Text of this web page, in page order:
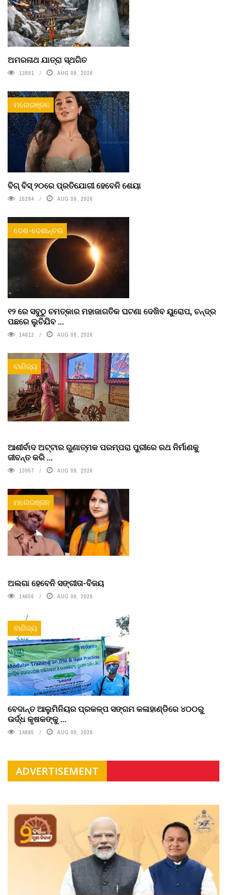
ଅମରନାଥ ଯାତ୍ରା ସ୍ଥଗିତ
13891 AUG 09, 2026
ମନୋରଞ୍ଜନ
ବିଗ୍ ବିସ୍ ୨୦ରେ ପ୍ରତିଯୋଗୀ ହେବେନି ଶେୟା
15294 AUG 09, 2026
ଦେଶ-ଦେଶାନ୍ତର
୧୨ ରେ ସବୁଠୁ ଚମତ୍କାର ମହାଜାଗତିକ ଘଟଣା ଦେଖିବ ୟୁରୋପ, ଚନ୍ଦ୍ର
ପଛରେ ଲୁଚିଯିବ ...
14912 AUG 08, 2026
ବାଣିଜ୍ୟ
ଆଶୀର୍ବାଦ ଅଟ୍ଟାର ଗୁଣାତ୍ମକ ପରମ୍ପରା ପୁରୀରେ ରଥ ନିର୍ମାଣକୁ
ଜୀବନ୍ତ କରି ...
13957 AUG 09, 2026
ମନୋରଞ୍ଜନ
ଅଲଗା ହେବେନି ସଙ୍ଗୀତା-ବିଜୟ
14656 AUG 09, 2026
ବାଣିଜ୍ୟ
ବେଦାନ୍ତ ଆଲୁମିନିୟର ପ୍ରକଳ୍ପ ସଙ୍ଗମ କଳାହାଣ୍ଡିରେ ୪୦୦ରୁ
ଉର୍ଦ୍ଧ କୃଷକଙ୍କୁ ...
14885 AUG 09, 2026
ADVERTISEMENT